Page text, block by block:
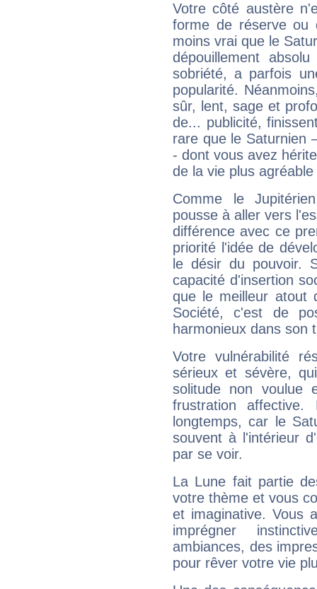
Votre côté austère
forme de réserve
moins vrai que le
dépouillement
sobriété, a parfois
popularité.
sûr, lent, sage et
de... publicité,
rare que le Saturnien
- dont vous avez
de la vie plus
Comme le
pousse à aller vers
différence avec ce
priorité l'idée de
le désir du pouvoir.
capacité d'insertion
que le meilleur atout
Société, c'est de
harmonieux dans son
Votre vulnérabilité
sérieux et sévère,
solitude non voulue
frustration
longtemps, car le
souvent à l'intérieur
par se voir.
La Lune fait partie
votre thème et vous
et imaginative. Vous
imprégner
ambiances, des
pour rêver votre vie